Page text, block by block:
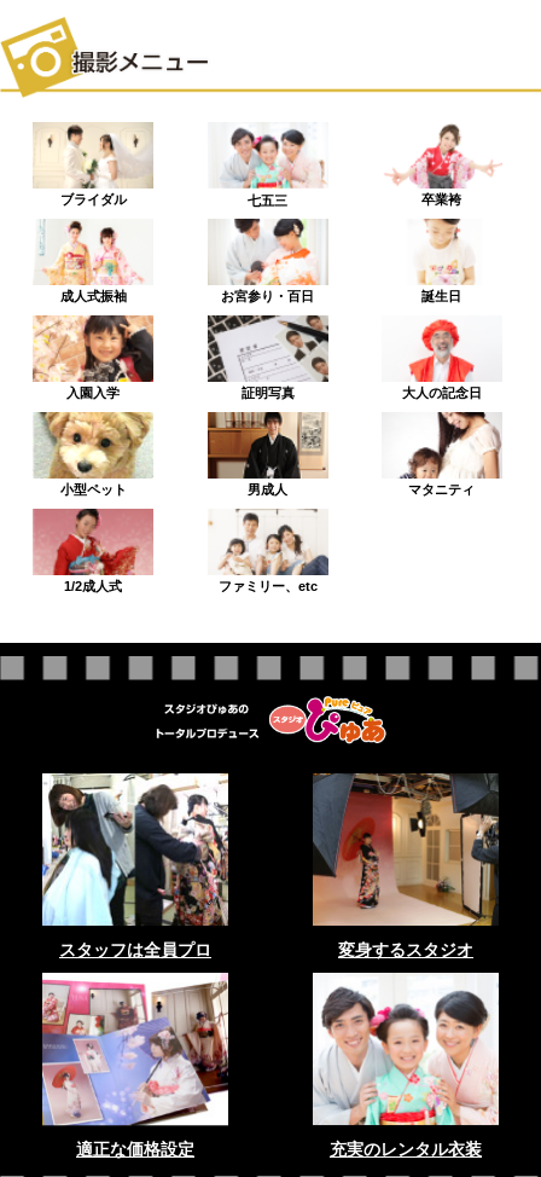
ブライダル 七五三 卒業袴
成人式振袖 お宮参り・百日 誕生日
入園入学 証明写真 大人の記念日
小型ペット 男成人 マタニティ
1/2成人式 ファミリー、etc
スタッフは全員プロ 変身するスタジオ
適正な価格設定 充実のレンタル衣装